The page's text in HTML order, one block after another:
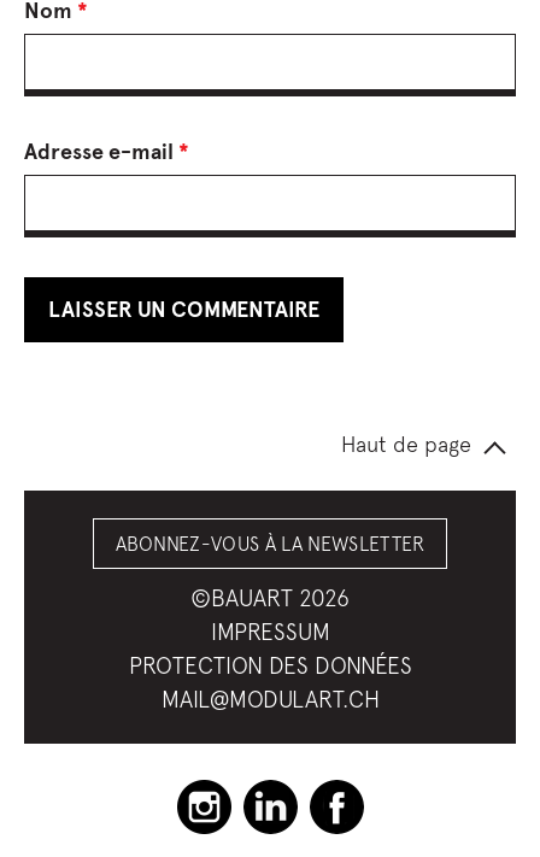
Nom *
Adresse e-mail *
Haut de page
ABONNEZ-VOUS À LA NEWSLETTER
©BAUART 2026
IMPRESSUM
PROTECTION DES DONNÉES
MAIL@MODULART.CH